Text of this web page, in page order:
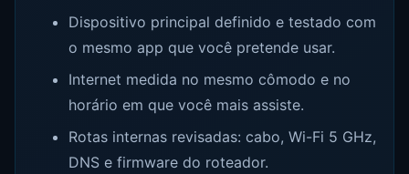
Dispositivo principal definido e testado com
o mesmo app que você pretende usar.
Internet medida no mesmo cômodo e no
horário em que você mais assiste.
Rotas internas revisadas: cabo, Wi-Fi 5 GHz,
DNS e firmware do roteador.